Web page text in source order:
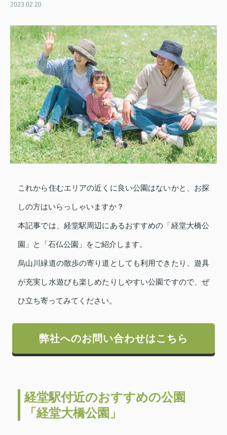
2023.02.20
これから住むエリアの近くに良い公園はないかと、お探
しの方はいらっしゃいますか？
本記事では、経堂駅周辺にあるおすすめの「経堂大橋公
園」と「石仏公園」をご紹介します。
烏山川緑道の散歩の寄り道としても利用できたり、遊具
が充実し水遊びも楽しめたりしやすい公園ですので、ぜ
ひ立ち寄ってみてください。
弊社へのお問い合わせはこちら
経堂駅付近のおすすめの公園
「経堂大橋公園」